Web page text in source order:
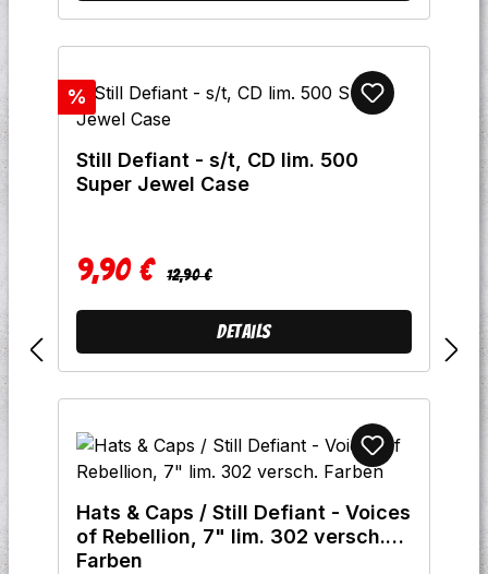
Rabatt
%
Still Defiant - s/t, CD lim. 500
Super Jewel Case
Verkaufspreis:
9,90 € Regulärer Preis:
12,90 €
Details
Hats & Caps / Still Defiant - Voices
of Rebellion, 7" lim. 302 versch.
Farben